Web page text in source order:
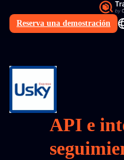
Reserva una demostración
ES
API e